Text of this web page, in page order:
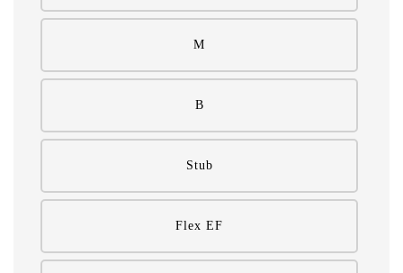
M
B
Stub
Flex EF